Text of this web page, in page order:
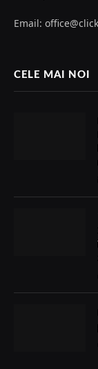
Email:
CELE MAI NOI